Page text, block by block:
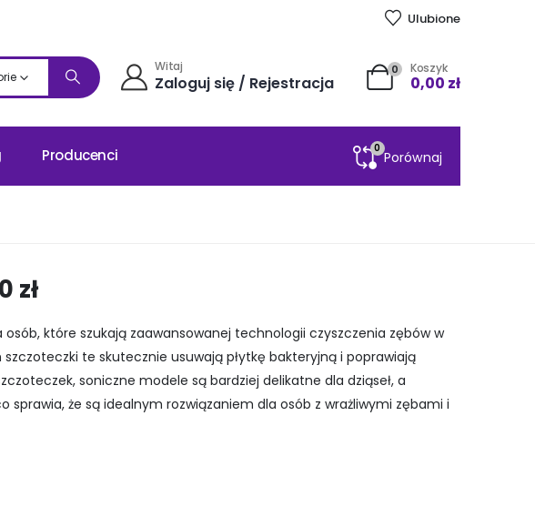
Ulubione
Witaj
Zaloguj się / Rejestracja
0 Koszyk
0,00 zł
Producenci 0
Porównaj
zł
które szukają zaawansowanej technologii czyszczenia zębów w
te skutecznie usuwają płytkę bakteryjną i poprawiają
soniczne modele są bardziej delikatne dla dziąseł, a
sprawia, że są idealnym rozwiązaniem dla osób z wrażliwymi zębami i